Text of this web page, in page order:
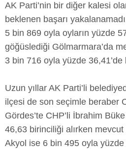
AK Parti’nin bir diğer kalesi
beklenen başarı
5 bin 869 oyla oyların yüzde
göğüslediği Gölmarmara’da
3 bin 716 oyla yüzde 36,41’de
Uzun yıllar AK Parti’li
ilçesi de son seçimle beraber
Gördes’te CHP’li İbrahim
46,63 birinciliği alırken
Akyol ise 6 bin 495 oyla